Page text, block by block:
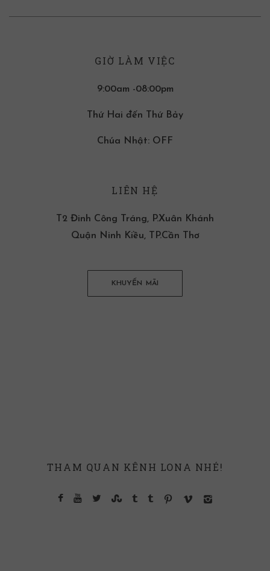
GIỜ LÀM VIỆC
9:00am -08:00pm
Thứ Hai đến Thứ Bảy
Chúa Nhật: OFF
LIÊN HỆ
T2 Đinh Công Tráng, P.Xuân Khánh
Quận Ninh Kiều, TP.Cần Thơ
KHUYẾN MÃI
THAM QUAN KÊNH LONA NHÉ!